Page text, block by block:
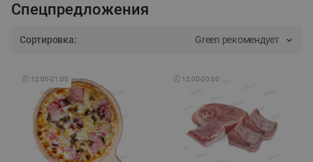
Спецпредложения
Сортировка: Green рекомендует
🕘 12:00-21:00 🕘 12:00-20:00